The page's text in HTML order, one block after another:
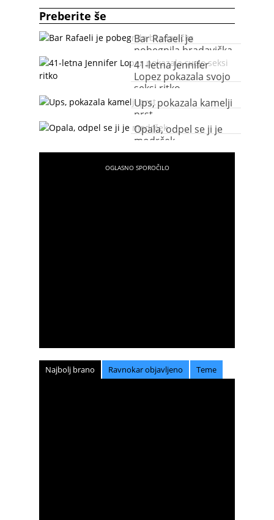
Preberite še
Bar Rafaeli je
pobegnila bradavička
41-letna Jennifer
Lopez pokazala svojo
seksi ritko
Ups, pokazala kamelji
prst
Opala, odpel se ji je
modrček
Najbolj brano Ravnokar objavljeno Teme